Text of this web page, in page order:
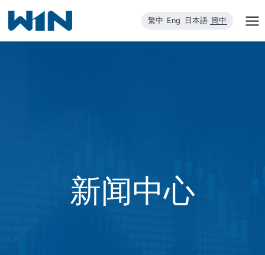
内
繁中 Eng 日本語 簡中
新闻中心